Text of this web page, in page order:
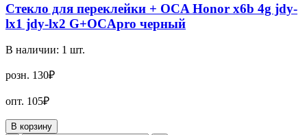
Стекло для переклейки + OCA Honor x6b 4g jdy-
lx1 jdy-lx2 G+OCApro черный
В наличии: 1 шт.
розн. 130₽
опт. 105₽
В корзину